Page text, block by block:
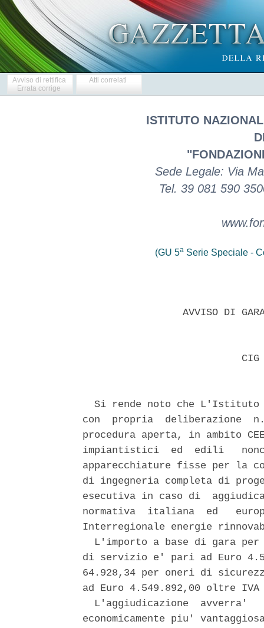
Avviso di rettifica
Errata corrige
Atti correlati
ISTITUTO
Sede Legale: Via
Tel. 39 081 590
(GU 5a Serie Speciale -
AVVISO DI
Si rende noto che
con  propria  deliberazione
procedura aperta, in ambito
impiantistici  ed  edili
apparecchiature fisse per la
di ingegneria completa di
esecutiva in caso di
normativa  italiana  ed
Interregionale energie
L'importo a base di gara
di servizio e' pari ad Euro
64.928,34 per oneri di
ad Euro 4.549.892,00 oltre
L'aggiudicazione  avverra'
economicamente piu'